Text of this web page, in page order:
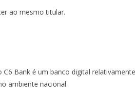
ao mesmo titular.
Bank é um banco digital relativamente
ambiente nacional.